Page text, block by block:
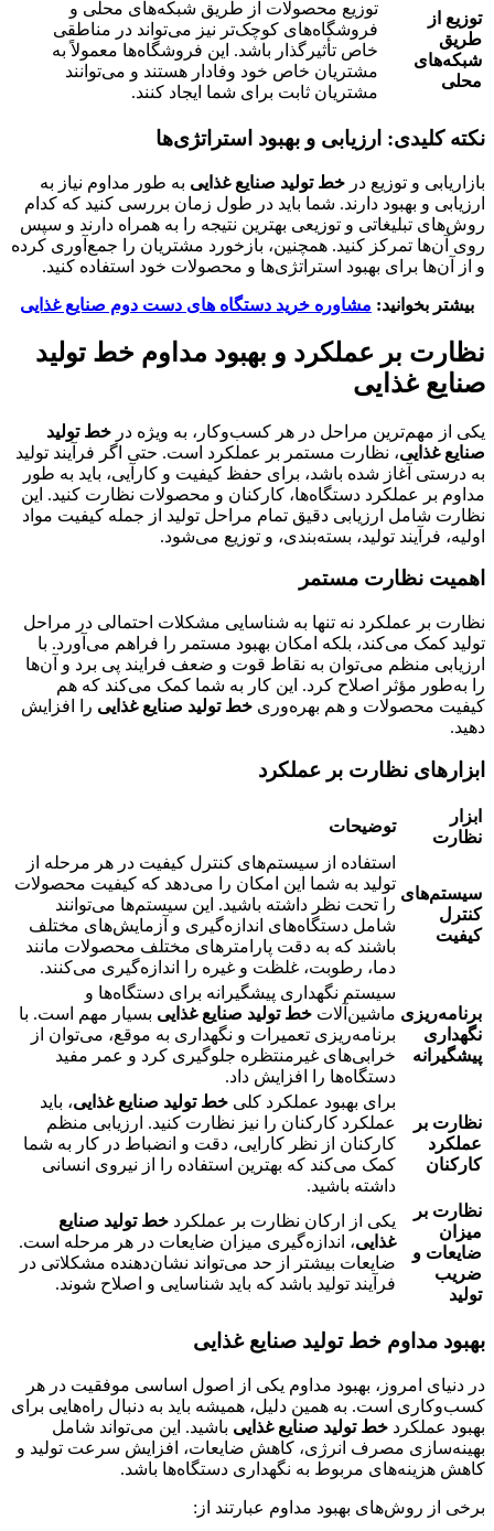
توزیع از
طریق
شبکه‌های
محلی
توزیع محصولات از طریق شبکه‌های محلی و
فروشگاه‌های کوچک‌تر نیز می‌تواند در مناطقی
خاص تأثیرگذار باشد. این فروشگاه‌ها معمولاً به
مشتریان خاص خود وفادار هستند و می‌توانند
مشتریان ثابت برای شما ایجاد کنند.
نکته کلیدی: ارزیابی و بهبود استراتژی‌ها
بازاریابی و توزیع در خط تولید صنایع غذایی به طور مداوم نیاز به
ارزیابی و بهبود دارند. شما باید در طول زمان بررسی کنید که کدام
روش‌های تبلیغاتی و توزیعی بهترین نتیجه را به همراه دارند و سپس
روی آن‌ها تمرکز کنید. همچنین، بازخورد مشتریان را جمع‌آوری کرده
و از آن‌ها برای بهبود استراتژی‌ها و محصولات خود استفاده کنید.
بیشتر بخوانید: مشاوره خرید دستگاه های دست دوم صنایع غذایی
نظارت بر عملکرد و بهبود مداوم خط تولید
صنایع غذایی
یکی از مهم‌ترین مراحل در هر کسب‌وکار، به ویژه در خط تولید
صنایع غذایی، نظارت مستمر بر عملکرد است. حتی اگر فرآیند تولید
به درستی آغاز شده باشد، برای حفظ کیفیت و کارآیی، باید به طور
مداوم بر عملکرد دستگاه‌ها، کارکنان و محصولات نظارت کنید. این
نظارت شامل ارزیابی دقیق تمام مراحل تولید از جمله کیفیت مواد
اولیه، فرآیند تولید، بسته‌بندی، و توزیع می‌شود.
اهمیت نظارت مستمر
نظارت بر عملکرد نه تنها به شناسایی مشکلات احتمالی در مراحل
تولید کمک می‌کند، بلکه امکان بهبود مستمر را فراهم می‌آورد. با
ارزیابی منظم می‌توان به نقاط قوت و ضعف فرایند پی برد و آن‌ها
را به‌طور مؤثر اصلاح کرد. این کار به شما کمک می‌کند که هم
کیفیت محصولات و هم بهره‌وری خط تولید صنایع غذایی را افزایش
دهید.
ابزارهای نظارت بر عملکرد
ابزار
نظارت
توضیحات
سیستم‌های
کنترل
کیفیت
استفاده از سیستم‌های کنترل کیفیت در هر مرحله از
تولید به شما این امکان را می‌دهد که کیفیت محصولات
را تحت نظر داشته باشید. این سیستم‌ها می‌توانند
شامل دستگاه‌های اندازه‌گیری و آزمایش‌های مختلف
باشند که به دقت پارامترهای مختلف محصولات مانند
دما، رطوبت، غلظت و غیره را اندازه‌گیری می‌کنند.
برنامه‌ریزی
نگهداری
پیشگیرانه
سیستم نگهداری پیشگیرانه برای دستگاه‌ها و
ماشین‌آلات خط تولید صنایع غذایی بسیار مهم است. با
برنامه‌ریزی تعمیرات و نگهداری به موقع، می‌توان از
خرابی‌های غیرمنتظره جلوگیری کرد و عمر مفید
دستگاه‌ها را افزایش داد.
نظارت بر
عملکرد
کارکنان
برای بهبود عملکرد کلی خط تولید صنایع غذایی، باید
عملکرد کارکنان را نیز نظارت کنید. ارزیابی منظم
کارکنان از نظر کارایی، دقت و انضباط در کار به شما
کمک می‌کند که بهترین استفاده را از نیروی انسانی
داشته باشید.
نظارت بر
میزان
ضایعات و
ضریب
تولید
یکی از ارکان نظارت بر عملکرد خط تولید صنایع
غذایی، اندازه‌گیری میزان ضایعات در هر مرحله است.
ضایعات بیشتر از حد می‌تواند نشان‌دهنده مشکلاتی در
فرآیند تولید باشد که باید شناسایی و اصلاح شوند.
بهبود مداوم خط تولید صنایع غذایی
در دنیای امروز، بهبود مداوم یکی از اصول اساسی موفقیت در هر
کسب‌وکاری است. به همین دلیل، همیشه باید به دنبال راه‌هایی برای
بهبود عملکرد خط تولید صنایع غذایی باشید. این می‌تواند شامل
بهینه‌سازی مصرف انرژی، کاهش ضایعات، افزایش سرعت تولید و
کاهش هزینه‌های مربوط به نگهداری دستگاه‌ها باشد.
برخی از روش‌های بهبود مداوم عبارتند از: